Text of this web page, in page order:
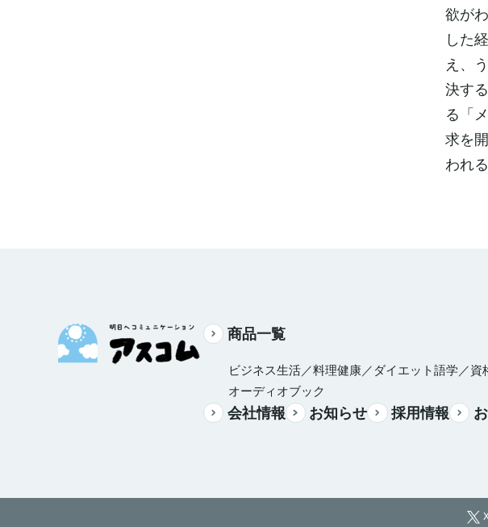
欲が
した
え、
決す
る「
求を
われ
商品一覧
ビジネス生活／料理健康／ダイエット語学／資
オーディオブック
会社情報 お知らせ 採用情報